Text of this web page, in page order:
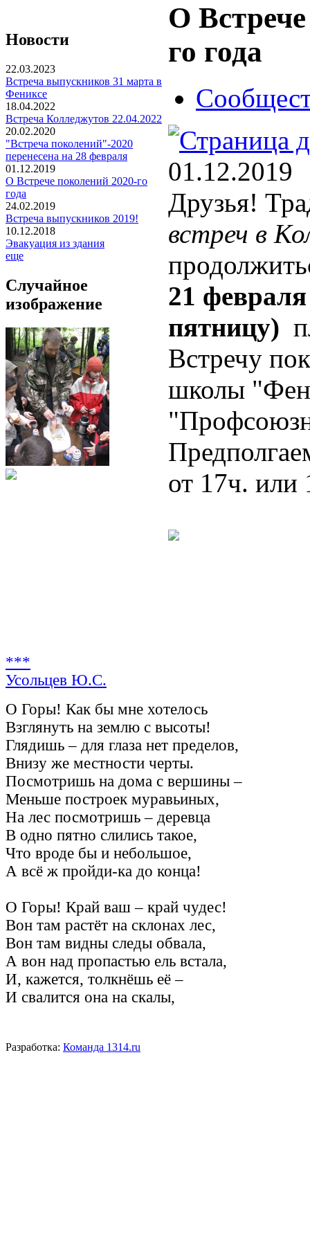
Новости
22.03.2023
Встреча выпускников 31 марта в
Фениксе
18.04.2022
Встреча Колледжутов 22.04.2022
20.02.2020
"Встреча поколений"-2020
перенесена на 28 февраля
01.12.2019
О Встрече поколений 2020-го
года
24.02.2019
Встреча выпускников 2019!
10.12.2018
Эвакуация из здания
еще
Случайное
изображение
О
го года
01.12.2019
Друзья!
встреч в
21
пятницу)
Встречу
школы
от 17ч. или
***
Усольцев Ю.С.
О Горы! Как бы мне хотелось
Взглянуть на землю с высоты!
Глядишь – для глаза нет пределов,
Внизу же местности черты.
Посмотришь на дома с вершины –
Меньше построек муравьиных,
На лес посмотришь – деревца
В одно пятно слились такое,
Что вроде бы и небольшое,
А всё ж пройди-ка до конца!
О Горы! Край ваш – край чудес!
Вон там растёт на склонах лес,
Вон там видны следы обвала,
А вон над пропастью ель встала,
И, кажется, толкнёшь её –
И свалится она на скалы,
Разработка: Команда 1314.ru